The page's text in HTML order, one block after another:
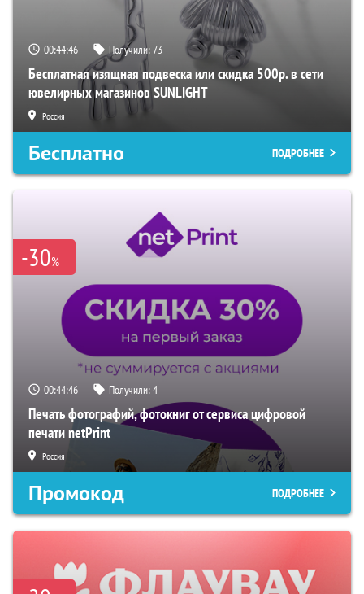
00:44:45 Получили:73
Бесплатная изящная подвеска или скидка 500р. в сети
ювелирных магазинов SUNLIGHT
Россия
Бесплатно ПОДРОБНЕЕ
-30%
00:44:45 Получили:4
Печать фотографий, фотокниг от сервиса цифровой
печати netPrint
Россия
Промокод ПОДРОБНЕЕ